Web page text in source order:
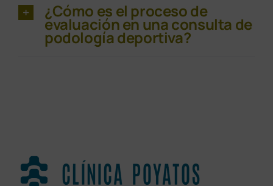
¿Cómo es el proceso de
evaluación en una consulta de
podología deportiva?